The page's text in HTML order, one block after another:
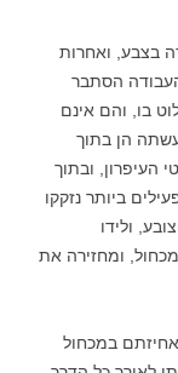
בצבע, ואחרות
הסתבר
בו, והם אינם
הן בתוך
העיפרון, ובתוך
ביותר נזקקו
ולידו
ומחזירה את
במכחול